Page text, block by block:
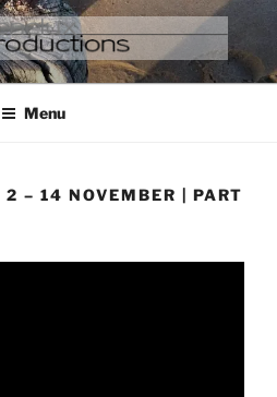
Menu
– 14 NOVEMBER | PART